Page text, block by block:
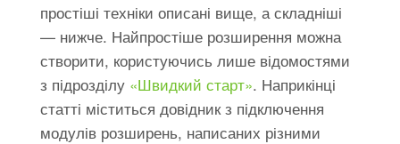
простіші техніки описані вище, а складніші
— нижче. Найпростіше розширення можна
створити, користуючись лише відомостями
з підрозділу «Швидкий старт». Наприкінці
статті міститься довідник з підключення
модулів розширень, написаних різними